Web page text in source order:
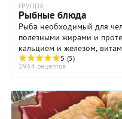
ГРУППА
Рыбные блюда
Рыба необходимый для человека продукт:
полезными жирами и протеинами, фосфором, цинком,
кальцием и железом,
добывают в природных ...
5 (5)
2964 рецептов